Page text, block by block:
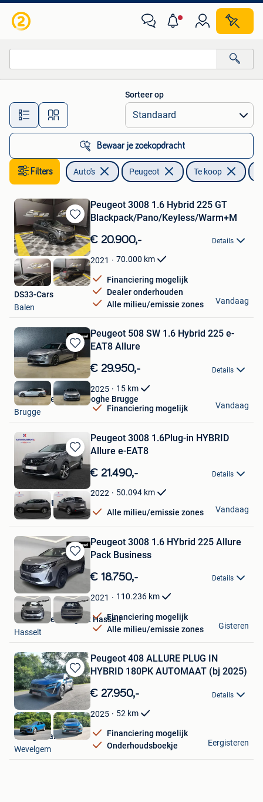
Alle afstanden…
Sorteer op
Bewaar je zoekopdracht
Filters Auto's Peugeot Te koop
Bewaren
in
Mijn
Favorieten
Peugeot 3008 1.6 Hybrid 225 GT
Blackpack/Pano/Keyless/Warm+M
€ 20.900,- Details
2021 70.000 km
Financiering mogelijk
Dealer onderhouden
Alle milieu/emissie zones
DS33-Cars
Balen
Vandaag
Bewaren
in
Favorieten
Peugeot 508 SW 1.6 Hybrid 225 e-
EAT8 Allure
€ 29.950,- Details
2025 15 km
Financiering mogelijk
Van Mossel Vereenooghe Brugge
Brugge
Vandaag
Bewaren
in
Mijn
Favorieten
Peugeot 3008 1.6Plug-in HYBRID
Allure e-EAT8
€ 21.490,- Details
2022 50.094 km
Alle milieu/emissie zones
AUTOKRUISPUNT
Tielt
Vandaag
Bewaren
in
Mijn
Favorieten
Peugeot 3008 1.6 HYbrid 225 Allure
Pack Business
€ 18.750,- Details
2021 110.236 km
Financiering mogelijk
Alle milieu/emissie zones
Van Mossel Peugeot Hasselt
Hasselt
Gisteren
Bewaren
in
Mijn
Favorieten
Peugeot 408 ALLURE PLUG IN
HYBRID 180PK AUTOMAAT (bj 2025)
€ 27.950,- Details
2025 52 km
Financiering mogelijk
Onderhoudsboekje
Garage Palermo
Wevelgem
Eergisteren